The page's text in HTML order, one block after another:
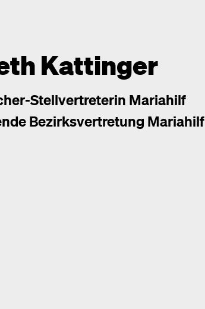
Kattinger
Stellvertreterin Mariahilf
Bezirksvertretung Mariahilf